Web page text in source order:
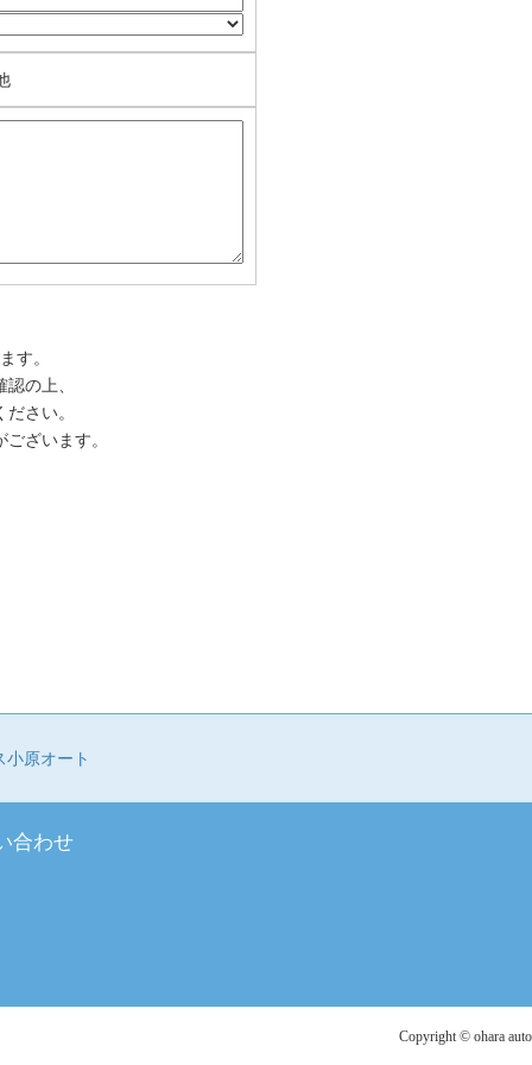
す。
の上、
さい。
ざいます。
小原オート
合わせ
Copyright ©️ ohara auto